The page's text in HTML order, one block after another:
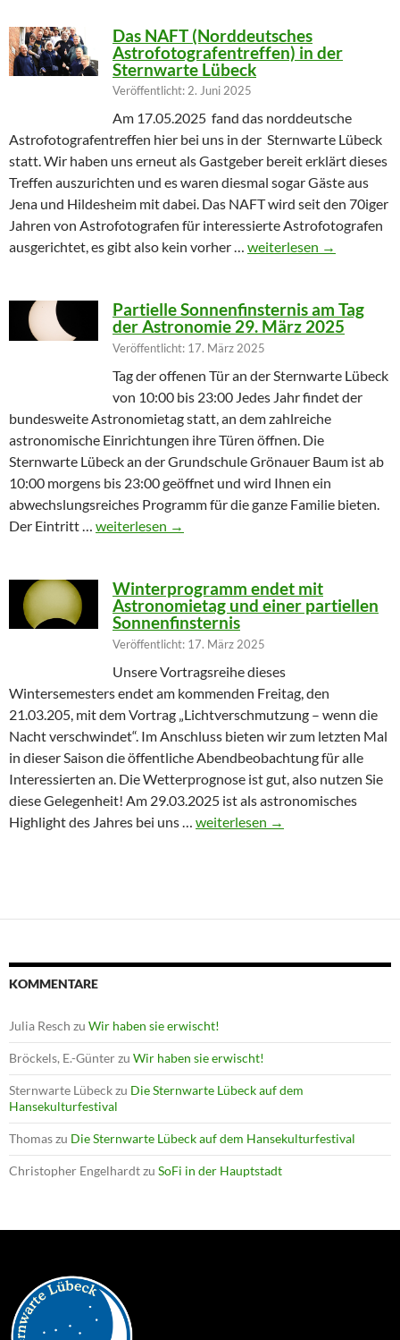
Das NAFT (Norddeutsches
Astrofotografentreffen) in der
Sternwarte Lübeck
Veröffentlicht: 2. Juni 2025
Am 17.05.2025 fand das norddeutsche
Astrofotografentreffen hier bei uns in der Sternwarte Lübeck
statt. Wir haben uns erneut als Gastgeber bereit erklärt dieses
Treffen auszurichten und es waren diesmal sogar Gäste aus
Jena und Hildesheim mit dabei. Das NAFT wird seit den 70iger
Jahren von Astrofotografen für interessierte Astrofotografen
ausgerichtet, es gibt also kein vorher … Das NAFT
weiterlesen →
Partielle Sonnenfinsternis am Tag
der Astronomie 29. März 2025
Veröffentlicht: 17. März 2025
Tag der offenen Tür an der Sternwarte Lübeck
von 10:00 bis 23:00 Jedes Jahr findet der
bundesweite Astronomietag statt, an dem zahlreiche
astronomische Einrichtungen ihre Türen öffnen. Die
Sternwarte Lübeck an der Grundschule Grönauer Baum ist ab
10:00 morgens bis 23:00 geöffnet und wird Ihnen ein
abwechslungsreiches Programm für die ganze Familie bieten.
Der Eintritt … Partielle Sonnenfinsternis am Tag der
weiterlesen →
Winterprogramm endet mit
Astronomietag und einer partiellen
Sonnenfinsternis
Veröffentlicht: 17. März 2025
Unsere Vortragsreihe dieses
Wintersemesters endet am kommenden Freitag, den
21.03.205, mit dem Vortrag „Lichtverschmutzung – wenn die
Nacht verschwindet“. Im Anschluss bieten wir zum letzten Mal
in dieser Saison die öffentliche Abendbeobachtung für alle
Interessierten an. Die Wetterprognose ist gut, also nutzen Sie
diese Gelegenheit! Am 29.03.2025 ist als astronomisches
Highlight des Jahres bei uns … Winterprogramm endet mit
weiterlesen →
KOMMENTARE
Julia Resch zu Wir haben sie erwischt!
Bröckels, E.-Günterzu Wir haben sie erwischt!
Sternwarte Lübeckzu Die Sternwarte Lübeck auf dem
Hansekulturfestival
Thomaszu Die Sternwarte Lübeck auf dem Hansekulturfestival
Christopher Engelhardtzu SoFi in der Hauptstadt